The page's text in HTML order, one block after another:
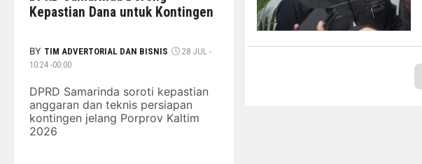
Kepastian Dana untuk Kontingen
BY TIM ADVERTORIAL DAN BISNIS
28 JUL -
10:24 -00:00
DPRD Samarinda soroti kepastian
anggaran dan teknis persiapan
kontingen jelang Porprov Kaltim
2026